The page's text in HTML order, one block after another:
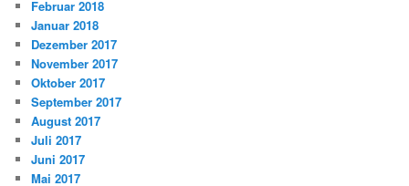
Februar 2018
Januar 2018
Dezember 2017
November 2017
Oktober 2017
September 2017
August 2017
Juli 2017
Juni 2017
Mai 2017